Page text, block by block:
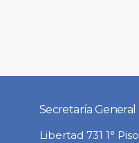
Secretaría General
Libertad 731 1° Piso